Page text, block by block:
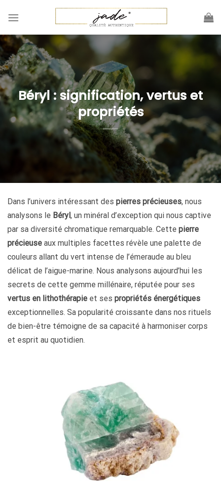
Béryl : signification, vertus et
propriétés
Dans l’univers intéressant des pierres précieuses, nous
analysons le Béryl, un minéral d’exception qui nous captive
par sa diversité chromatique remarquable. Cette pierre
précieuse aux multiples facettes révèle une palette de
couleurs allant du vert intense de l’émeraude au bleu
délicat de l’aigue-marine. Nous analysons aujourd’hui les
secrets de cette gemme millénaire, réputée pour ses
vertus en lithothérapie et ses propriétés énergétiques
exceptionnelles. Sa popularité croissante dans nos rituels
de bien-être témoigne de sa capacité à harmoniser corps
et esprit au quotidien.